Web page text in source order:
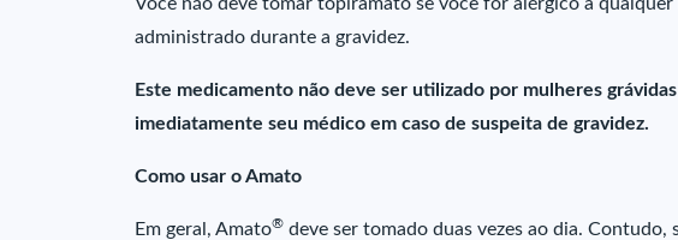
administrado durante a gravidez.
Este medicamento não deve ser utilizado por mulheres
imediatamente seu médico em caso de suspeita de gravidez.
Como usar o Amato
Em geral, Amato® deve ser tomado duas vezes ao dia.